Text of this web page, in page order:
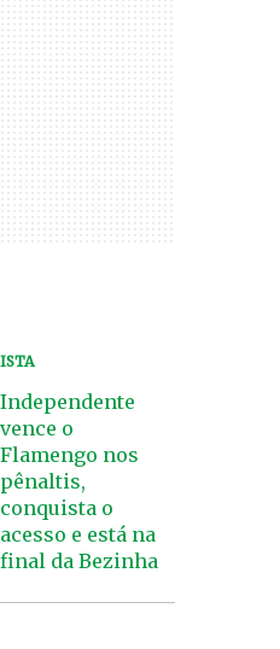
Independente
vence o
Flamengo nos
pênaltis,
conquista o
acesso e está na
final da Bezinha